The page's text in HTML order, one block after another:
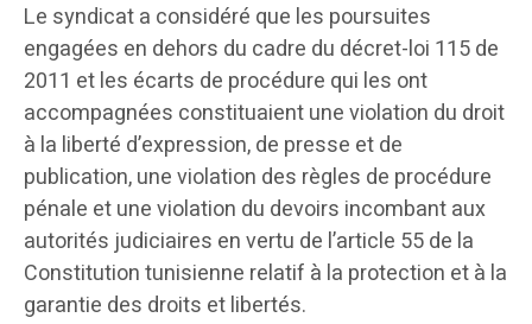
Le syndicat a considéré que les poursuites
engagées en dehors du cadre du décret-loi 115 de
2011 et les écarts de procédure qui les ont
accompagnées constituaient une violation du droit
à la liberté d’expression, de presse et de
publication, une violation des règles de procédure
pénale et une violation du devoirs incombant aux
autorités judiciaires en vertu de l’article 55 de la
Constitution tunisienne relatif à la protection et à la
garantie des droits et libertés.